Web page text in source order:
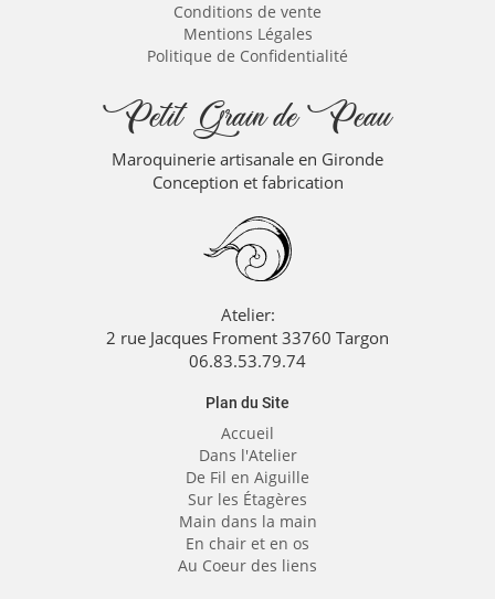
Conditions de vente
Mentions Légales
Politique de Confidentialité
Petit Grain de Peau
Maroquinerie artisanale en Gironde
Conception et fabrication
Atelier:
2 rue Jacques Froment 33760 Targon
06.83.53.79.74
Plan du Site
Accueil
Dans l'Atelier
De Fil en Aiguille
Sur les Étagères
Main dans la main
En chair et en os
Au Coeur des liens